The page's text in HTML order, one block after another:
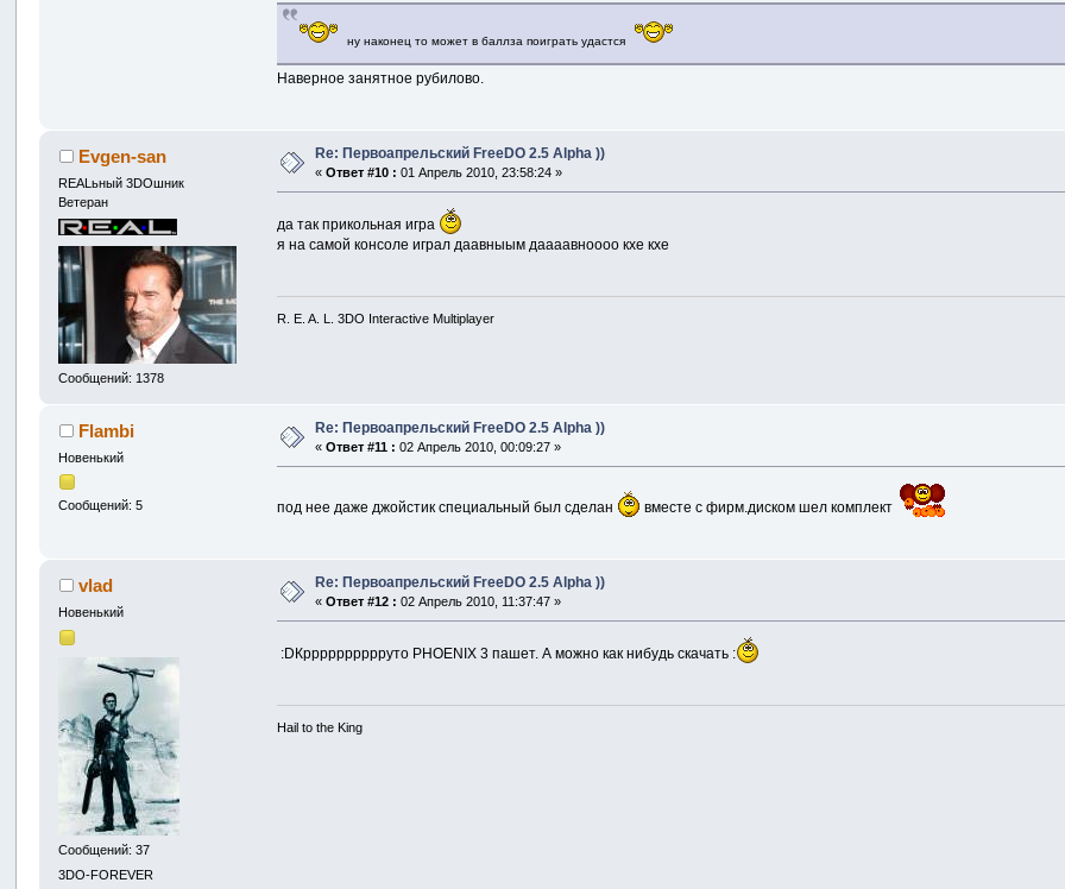
ну наконец то может в баллза поиграть удастся
Наверное занятное рубилово.
Evgen-san
REALьный 3DOшник
Ветеран
Сообщений: 1378
Re: Первоапрельский FreeDO 2.5 Alpha ))
«Ответ #10 : 01 Апрель 2010, 23:58:24 »
да так прикольная игра
я на самой консоле играл даавныым даааавноооо кхе кхе
R. E. A. L. 3DO Interactive Multiplayer
Flambi
Новенький
Сообщений: 5
Re: Первоапрельский FreeDO 2.5 Alpha ))
«Ответ #11 : 02 Апрель 2010, 00:09:27 »
под нее даже джойстик специальный был сделан вместе с фирм.диском шел комплект
vlad
Новенький
Сообщений: 37
3DO-FOREVER
Re: Первоапрельский FreeDO 2.5 Alpha ))
«Ответ #12 : 02 Апрель 2010, 11:37:47 »
:DКрррррррррруто PHOENIX 3 пашет. А можно как нибудь скачать :
Hail to the King